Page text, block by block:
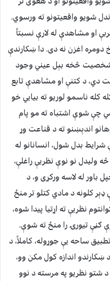
شویو واقعیتونو ته ورسوي.
او مشاهدې له لارې نسبتاً
دومره اغزن نه دی. دا ښکارندې
شخصیت څخه بېل عیني وجود
دي، د کتنې او مشاهدې تابع
ناسمو لوریو ته بیایي خو
چې شوې اشتباه ته مو پام
اندېښنو ته د قناعت وړ
بدل شول، انسانانو له
ولیدل نو نوې نظریې راغلې،
باور له لاسه ورکړی و، د
کلونه د مادي کتلو تر منځ
نظریې ته اړتیا پیدا شوه،
ګڼې تیورۍ را منځ ته شوې.
ساحه یې جوړوله، کاملاً، د
ښکارندو اندازه کول مکن وو،
د شتو نظریو په مرسته د نوو